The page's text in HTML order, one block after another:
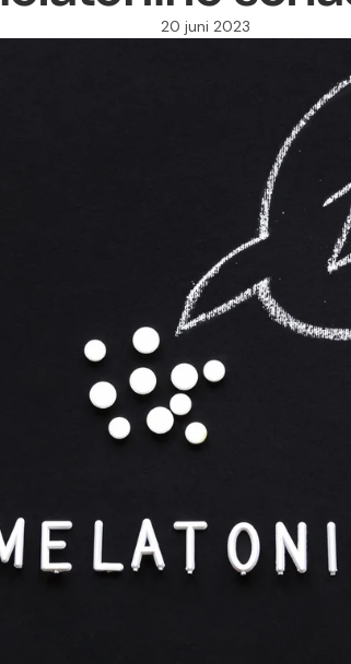
20 juni 2023